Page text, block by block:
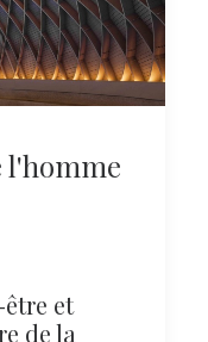
l'homme
et
de la